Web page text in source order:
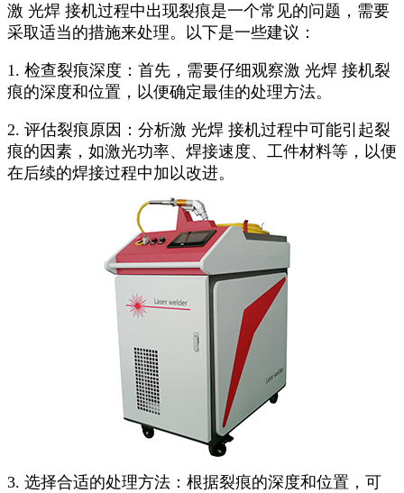
激 光焊 接机过程中出现裂痕是一个常见的问题，需要
采取适当的措施来处理。以下是一些建议：
1. 检查裂痕深度：首先，需要仔细观察激 光焊 接机裂
痕的深度和位置，以便确定最佳的处理方法。
2. 评估裂痕原因：分析激 光焊 接机过程中可能引起裂
痕的因素，如激光功率、焊接速度、工件材料等，以便
在后续的焊接过程中加以改进。
3. 选择合适的处理方法：根据裂痕的深度和位置，可